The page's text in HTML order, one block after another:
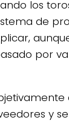
los
de
por
y